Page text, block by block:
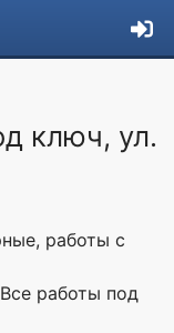
ключ, ул.
работы с
работы под